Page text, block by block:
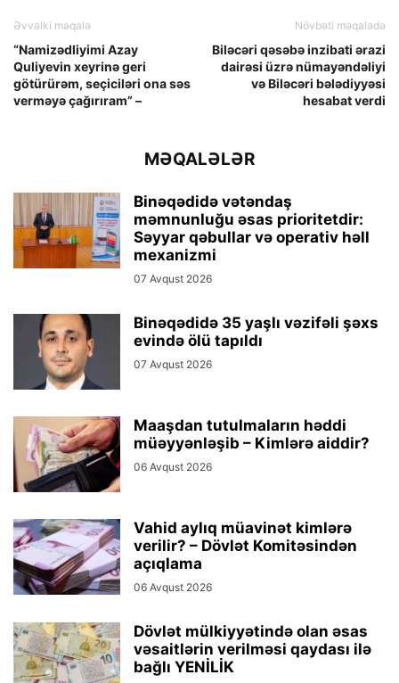
Əvvəlki məqalə
“Namizədliyimi Azay
Quliyevin xeyrinə geri
götürürəm, seçiciləri ona səs
verməyə çağırıram” –
Növbəti məqalədə
Biləcəri qəsəbə inzibati ərazi
dairəsi üzrə nümayəndəliyi
və Biləcəri bələdiyyəsi
hesabat verdi
MƏQALƏLƏR
Binəqədidə vətəndaş
məmnunluğu əsas prioritetdir:
Səyyar qəbullar və operativ həll
mexanizmi
07 Avqust 2026
Binəqədidə 35 yaşlı vəzifəli şəxs
evində ölü tapıldı
07 Avqust 2026
Maaşdan tutulmaların həddi
müəyyənləşib – Kimlərə aiddir?
06 Avqust 2026
Vahid aylıq müavinət kimlərə
verilir? – Dövlət Komitəsindən
açıqlama
06 Avqust 2026
Dövlət mülkiyyətində olan əsas
vəsaitlərin verilməsi qaydası ilə
bağlı YENİLİK